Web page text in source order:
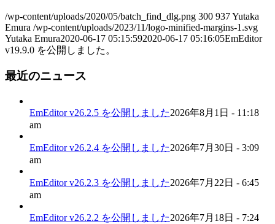
/wp-content/uploads/2020/05/batch_find_dlg.png 300 937Yutaka
Emura /wp-content/uploads/2023/11/logo-minified-margins-1.svg
Yutaka Emura2020-06-17 05:15:592020-06-17 05:16:05EmEditor
v19.9.0 を公開しました。
最近のニュース
EmEditor v26.2.5 を公開しました2026年8月1日 - 11:18
am
EmEditor v26.2.4 を公開しました2026年7月30日 - 3:09
am
EmEditor v26.2.3 を公開しました2026年7月22日 - 6:45
am
EmEditor v26.2.2 を公開しました2026年7月18日 - 7:24